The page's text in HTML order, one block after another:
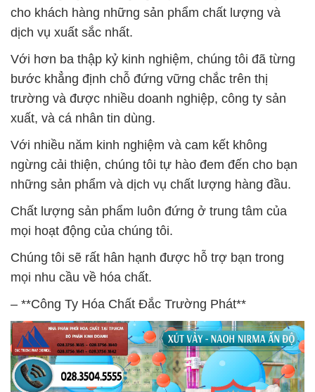
cho khách hàng những sản phẩm chất lượng và
dịch vụ xuất sắc nhất.
Với hơn ba thập kỷ kinh nghiệm, chúng tôi đã từng
bước khẳng định chỗ đứng vững chắc trên thị
trường và được nhiều doanh nghiệp, công ty sản
xuất, và cá nhân tin dùng.
Với nhiều năm kinh nghiệm và cam kết không
ngừng cải thiện, chúng tôi tự hào đem đến cho bạn
những sản phẩm và dịch vụ chất lượng hàng đầu.
Chất lượng sản phẩm luôn đứng ở trung tâm của
mọi hoạt động của chúng tôi.
Chúng tôi sẽ rất hân hạnh được hỗ trợ bạn trong
mọi nhu cầu về hóa chất.
– **Công Ty Hóa Chất Đắc Trường Phát**